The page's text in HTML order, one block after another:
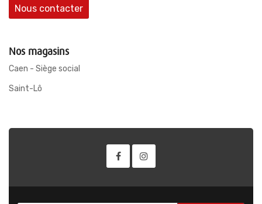
Nous contacter
Nos magasins
Caen - Siège social
Saint-Lô